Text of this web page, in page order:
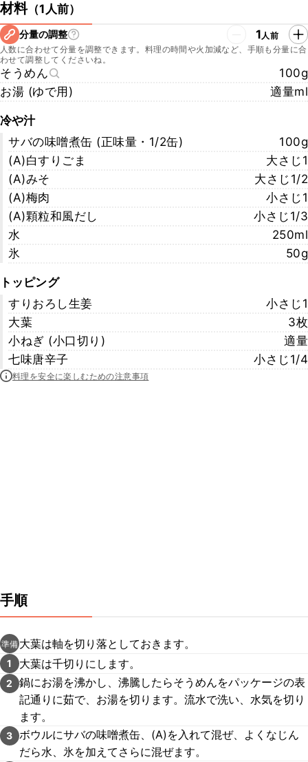
材料（1人前）
分量の調整 1人前
人数に合わせて分量を調整できます。料理の時間や火加減など、手順も分量に合
わせて調整してくださいね。
そうめん
100g
お湯 (ゆで用)
適量ml
冷や汁
サバの味噌煮缶 (正味量・1/2缶)
100g
(A)白すりごま
大さじ1
(A)みそ
大さじ1/2
(A)梅肉
小さじ1
(A)顆粒和風だし
小さじ1/3
水
250ml
氷
50g
トッピング
すりおろし生姜
小さじ1
大葉
3枚
小ねぎ (小口切り)
適量
七味唐辛子
小さじ1/4
料理を安全に楽しむための注意事項
手順
準備 大葉は軸を切り落としておきます。
1 大葉は千切りにします。
2
鍋にお湯を沸かし、沸騰したらそうめんをパッケージの表
記通りに茹で、お湯を切ります。流水で洗い、水気を切り
ます。
3 ボウルにサバの味噌煮缶、(A)を入れて混ぜ、よくなじん
だら水、氷を加えてさらに混ぜます。